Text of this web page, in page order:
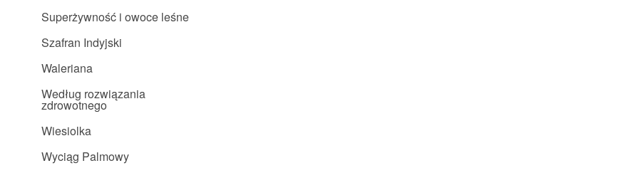
Superżywność i owoce leśne
Szafran Indyjski
Waleriana
Według rozwiązania
zdrowotnego
Wiesiolka
Wyciąg Palmowy